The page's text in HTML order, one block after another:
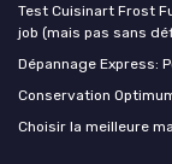
Test Cuisinart Frost
job (mais pas sans
Dépannage Express:
Conservation
Choisir la meilleure